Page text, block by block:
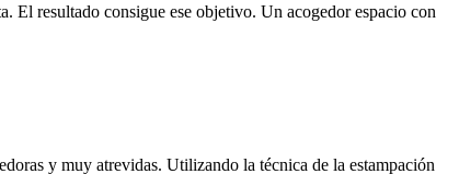
El resultado consigue ese objetivo. Un acogedor espacio con
y muy atrevidas. Utilizando la técnica de la estampación